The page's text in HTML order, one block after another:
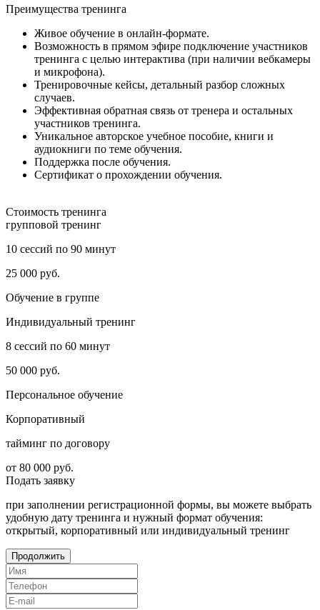
Преимущества тренинга
Живое обучение в онлайн-формате.
Возможность в прямом эфире подключение участников
тренинга с целью интерактива (при наличии вебкамеры
и микрофона).
Тренировочные кейсы, детальный разбор сложных
случаев.
Эффективная обратная связь от тренера и остальных
участников тренинга.
Уникальное авторское учебное пособие, книги и
аудиокниги по теме обучения.
Поддержка после обучения.
Сертификат о прохождении обучения.
Стоимость тренинга
групповой тренинг
10 сессий по 90 минут
25 000 руб.
Обучение в группе
Индивидуальный тренинг
8 сессий по 60 минут
50 000 руб.
Персональное обучение
Корпоративный
тайминг по договору
от 80 000 руб.
Подать заявку
при заполнении регистрационной формы, вы можете выбрать
удобную дату тренинга и нужный формат обучения:
открытый, корпоративный или индивидуальный тренинг
Продолжить